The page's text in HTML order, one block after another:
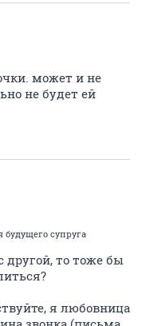
может и не
не будет ей
супруга
то тоже бы
я любовница